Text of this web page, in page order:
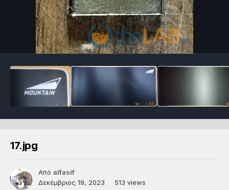
17.jpg
Από alfasif
Δεκέμβριος 19, 2023
513 views